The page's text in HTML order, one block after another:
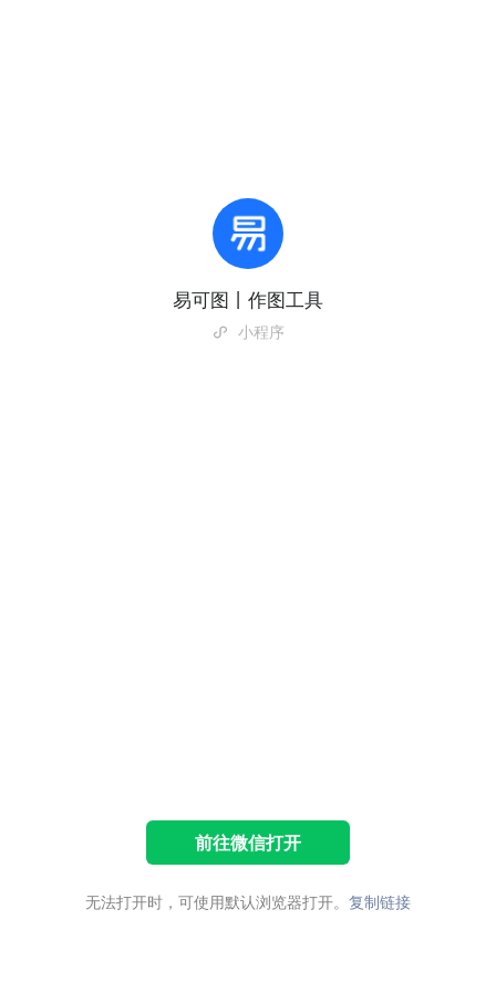
易可图丨作图工具
小程序
前往微信打开
无法打开时，可使用默认浏览器打开。 复制链接